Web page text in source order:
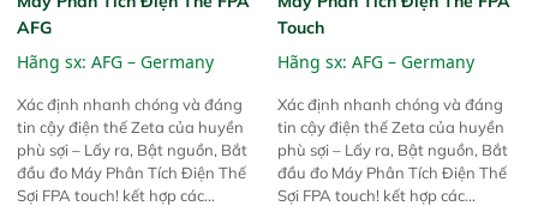
AFG
Hãng sx: AFG – Germany
Xác định nhanh chóng và đáng
tin cậy điện thế Zeta của huyền
phù sợi – Lấy ra, Bật nguồn, Bắt
đầu đo Máy Phân Tích Điện Thế
Sợi FPA touch! kết hợp các
Touch
Hãng sx: AFG – Germany
Xác định nhanh chóng và đáng
tin cậy điện thế Zeta của huyền
phù sợi – Lấy ra, Bật nguồn, Bắt
đầu đo Máy Phân Tích Điện Thế
Sợi FPA touch! kết hợp các